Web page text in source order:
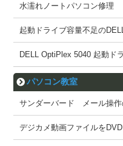
水濡れノートパソコン修理
起動ドライブ容量不足の
DELL OptiPlex 5040 起動ド
パソコン教室
サンダーバード メール操作
デジカメ動画ファイルを